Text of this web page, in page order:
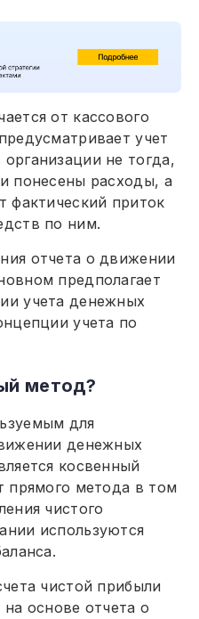
от кассового
учет
не тогда,
понесены расходы, а
фактический приток
по ним.
отчета о движении
предполагает
учета денежных
учета по
метод?
для
денежных
косвенный
прямого метода в том
чистого
используются
чистой прибыли
основе отчета о